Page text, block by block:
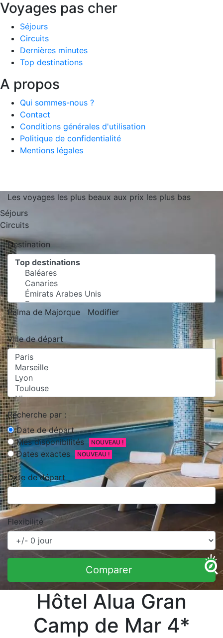
Voyages pas cher
Séjours
Circuits
Dernières minutes
Top destinations
A propos
Qui sommes-nous ?
Contact
Conditions générales d'utilisation
Politique de confidentialité
Mentions légales
Les voyages les plus beaux aux prix les plus bas
Séjours
Circuits
Destination
Palma de Majorque Modifier
Ville de départ
Recherche par :
Date de départ
Mes disponibilités
NOUVEAU !
Dates exactes NOUVEAU !
Date de départ
Flexibilité
Comparer
Hôtel Alua Gran
Camp de Mar 4*